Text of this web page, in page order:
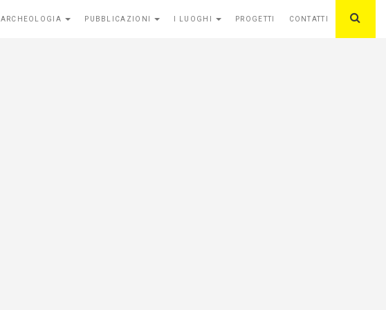
ARCHEOLOGIA PUBBLICAZIONI I LUOGHI PROGETTI CONTATTI